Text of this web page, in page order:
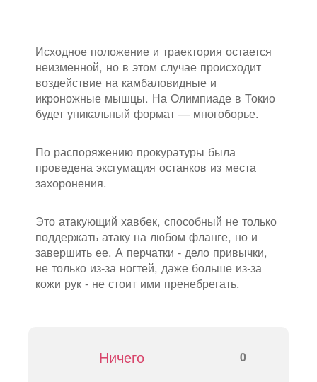
Исходное положение и траектория остается
неизменной, но в этом случае происходит
воздействие на камбаловидные и
икроножные мышцы. На Олимпиаде в Токио
будет уникальный формат — многоборье.
По распоряжению прокуратуры была
проведена эксгумация останков из места
захоронения.
Это атакующий хавбек, способный не только
поддержать атаку на любом фланге, но и
завершить ее. А перчатки - дело привычки,
не только из-за ногтей, даже больше из-за
кожи рук - не стоит ими пренебрегать.
Ничего 0